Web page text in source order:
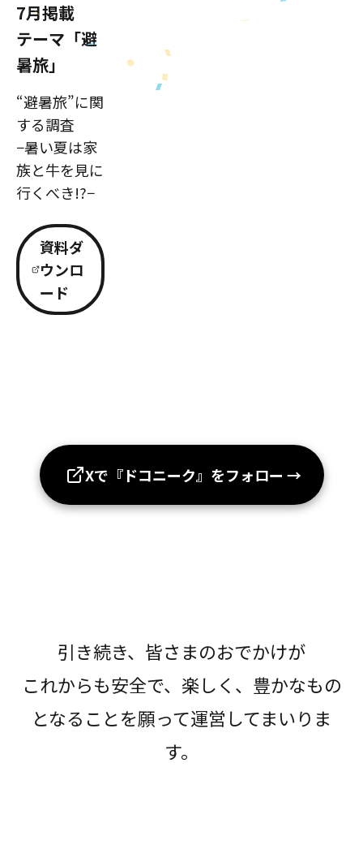
7月掲載
テーマ「避
暑旅」
“避暑旅”に関
する調査
−暑い夏は家
族と牛を見に
行くべき!?−
資料ダ
ウンロ
ード
Xで『ドコニーク』をフォロー →
引き続き、皆さまのおでかけが
これからも安全で、楽しく、豊かなもの
となることを願って運営してまいりま
す。